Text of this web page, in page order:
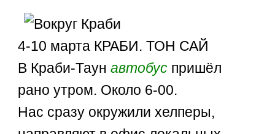
4-10 марта КРАБИ. ТОН САЙ
В Краби-Таунавтобус пришёл
рано утром. Около 6-00.
Нас сразу окружили хелперы,